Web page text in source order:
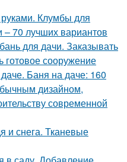
Клумбы для
– 70 лучших вариантов
для дачи. Заказывать
готовое сооружение
Баня на даче: 160
дизайном,
современной
и снега. Тканевые